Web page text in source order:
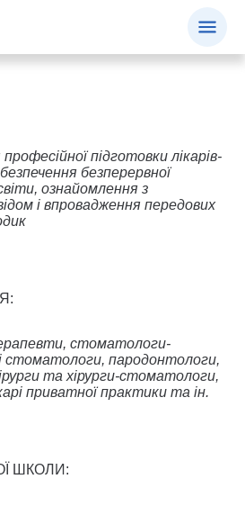
підготовки лікарів-
безперервної
ознайомлення з
і впровадження передових
стоматологи-
стоматологи, пародонтологи,
та хірурги-стоматологи,
приватної практики та ін.
ШКОЛИ: